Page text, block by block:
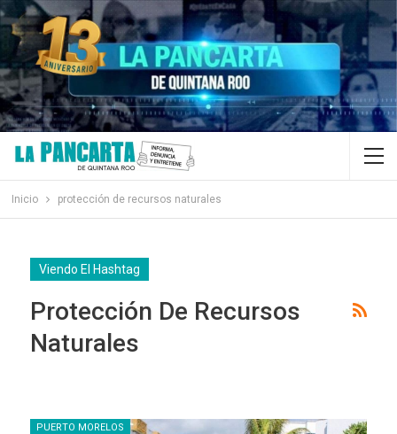
Inicio protección de recursos naturales
Viendo El Hashtag
Protección De Recursos
Naturales
PUERTO MORELOS